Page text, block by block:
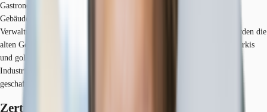
Gastronomieflächen. Bis zum Jahre 1991 diente der ca. 4 ha große
Gebäudekomplex der Firma 4711 als Produktionsstätte und Ort der
Verwaltung, bevor die Firma nach Bickendorf umsiedelte. Ab 1994 wurden die
alten Gebäude vom Investor Barth originalgetreu in den 4711-Farben türkis
und gold umgebaut und zusätzlich weitere Gewerberäume, Wohnungen,
Industrieverwaltungen, Freizeitangebote und Einkaufsmöglichkeiten
geschaffen.
Zertifizierungen